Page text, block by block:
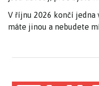
V říjnu 2026 končí jedna
máte jinou a nebudete